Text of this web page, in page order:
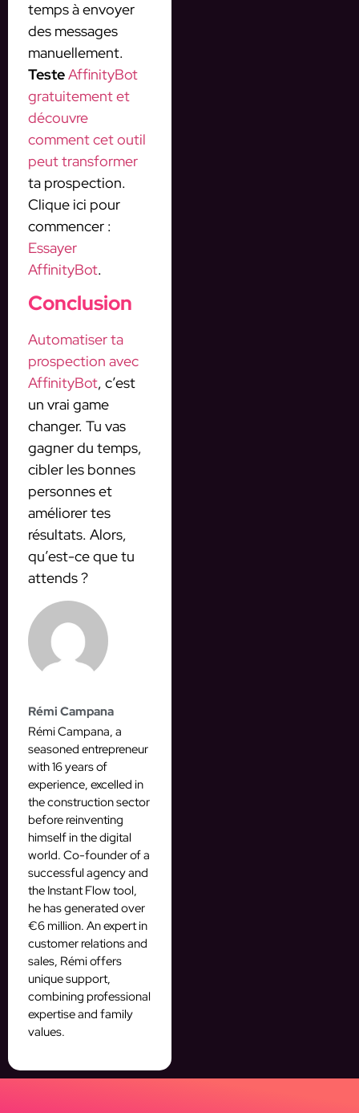
temps à envoyer
des messages
manuellement.
TesteAffinityBot
gratuitement et
découvre
comment cet outil
peut transformer
ta prospection.
Clique ici pour
commencer :
Essayer
AffinityBot.
Conclusion
Automatiser ta
prospection avec
AffinityBot, c’est
un vrai game
changer. Tu vas
gagner du temps,
cibler les bonnes
personnes et
améliorer tes
résultats. Alors,
qu’est-ce que tu
attends ?
Rémi Campana
Rémi Campana, a
seasoned entrepreneur
with 16 years of
experience, excelled in
the construction sector
before reinventing
himself in the digital
world. Co-founder of a
successful agency and
the Instant Flow tool,
he has generated over
€6 million. An expert in
customer relations and
sales, Rémi offers
unique support,
combining professional
expertise and family
values.